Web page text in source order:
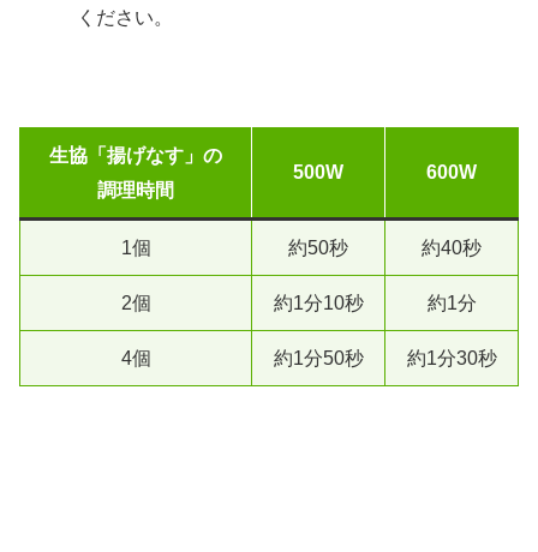
ください。
生協「揚げなす」の
調理時間
500W 600W
1個 約50秒 約40秒
2個 約1分10秒 約1分
4個 約1分50秒 約1分30秒